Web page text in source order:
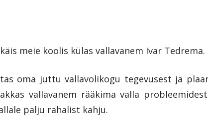
meie koolis külas vallavanem Ivar Tedrema.
oma juttu vallavolikogu tegevusest ja
vallavanem rääkima valla
palju rahalist kahju.